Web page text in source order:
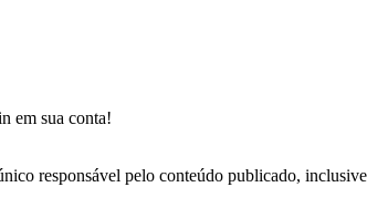
em sua conta!
responsável pelo conteúdo publicado,